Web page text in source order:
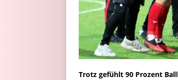
Trotz gefühlt 90 Prozent